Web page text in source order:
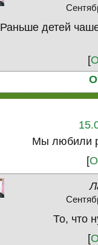
Раньше детей
[
Мы любили
[
То, что
[